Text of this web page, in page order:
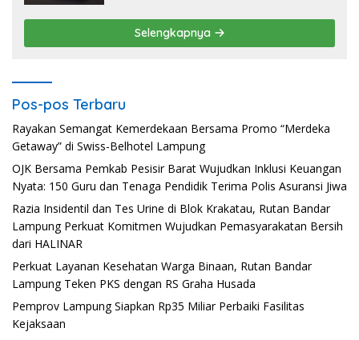
Selengkapnya
Pos-pos Terbaru
Rayakan Semangat Kemerdekaan Bersama Promo “Merdeka
Getaway” di Swiss-Belhotel Lampung
OJK Bersama Pemkab Pesisir Barat Wujudkan Inklusi Keuangan
Nyata: 150 Guru dan Tenaga Pendidik Terima Polis Asuransi Jiwa
Razia Insidentil dan Tes Urine di Blok Krakatau, Rutan Bandar
Lampung Perkuat Komitmen Wujudkan Pemasyarakatan Bersih
dari HALINAR
Perkuat Layanan Kesehatan Warga Binaan, Rutan Bandar
Lampung Teken PKS dengan RS Graha Husada
Pemprov Lampung Siapkan Rp35 Miliar Perbaiki Fasilitas
Kejaksaan